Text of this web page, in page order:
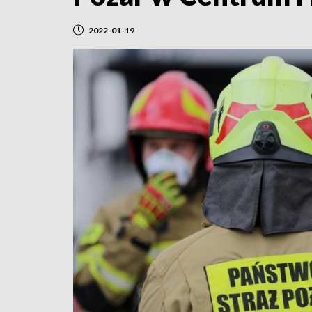
2022-01-19